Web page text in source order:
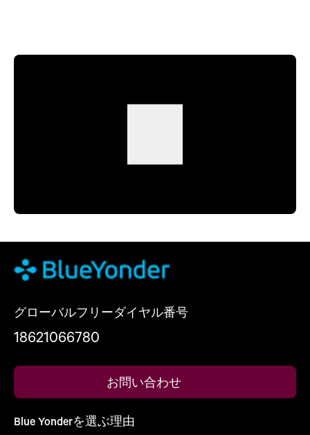
グローバルフリーダイヤル番号
18621066780
お問い合わせ
Blue Yonderを選ぶ理由